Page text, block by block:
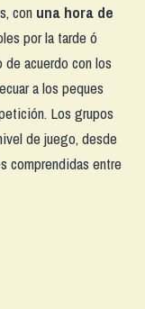
con unahora de
por la tarde ó
acuerdo con los
a los peques
Los grupos
de juego, desde
comprendidas entre